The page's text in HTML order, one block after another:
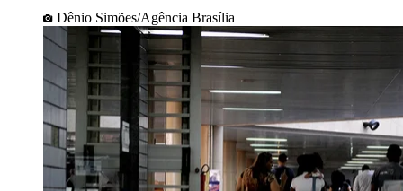
Dênio Simões/Agência Brasília